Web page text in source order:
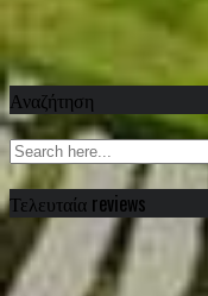
Αναζήτηση
Τελευταία reviews